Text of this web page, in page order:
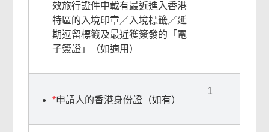
效旅行證件中載有最近進入香港
特區的入境印章／入境標籤／延
期逗留標籤及最近獲簽發的「電
子簽證」（如適用）
*申請人的香港身份證（如有）
1